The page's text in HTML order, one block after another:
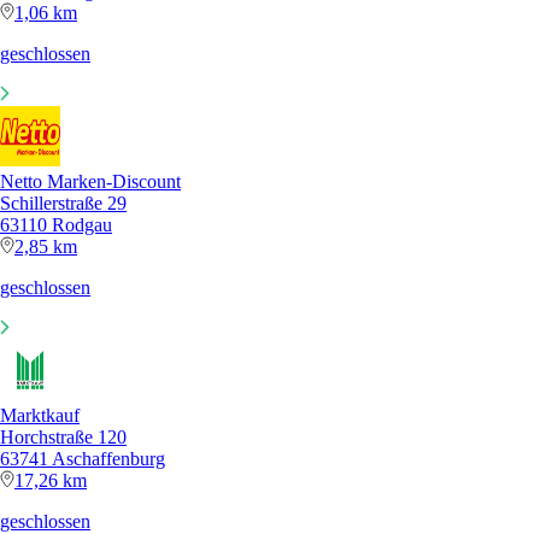
1,06 km
geschlossen
Netto Marken-Discount
Schillerstraße 29
63110 Rodgau
2,85 km
geschlossen
Marktkauf
Horchstraße 120
63741 Aschaffenburg
17,26 km
geschlossen